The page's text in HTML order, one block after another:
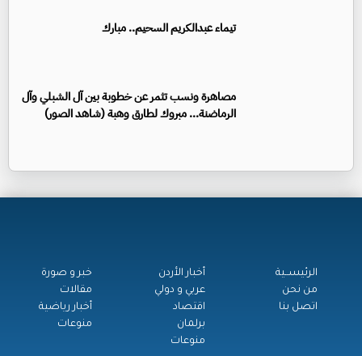
تيماء عبدالكريم السحيم.. مبارك
مصاهرة ونسب تثمر عن خطوبة بين آل الشبلي وآل
الرماضنة... مبروك لطارق وهبة (شاهد الصور)
الرئيســية
من نحن
اتصل بنا
أخبار الأردن
عربي و دولي
اقتصاد
برلمان
منوعات
خبر و صورة
مقالات
أخبار رياضية
منوعات